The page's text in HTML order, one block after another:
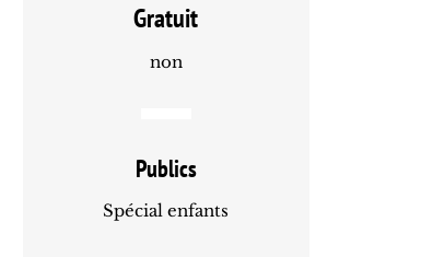
Gratuit
non
Publics
Spécial enfants